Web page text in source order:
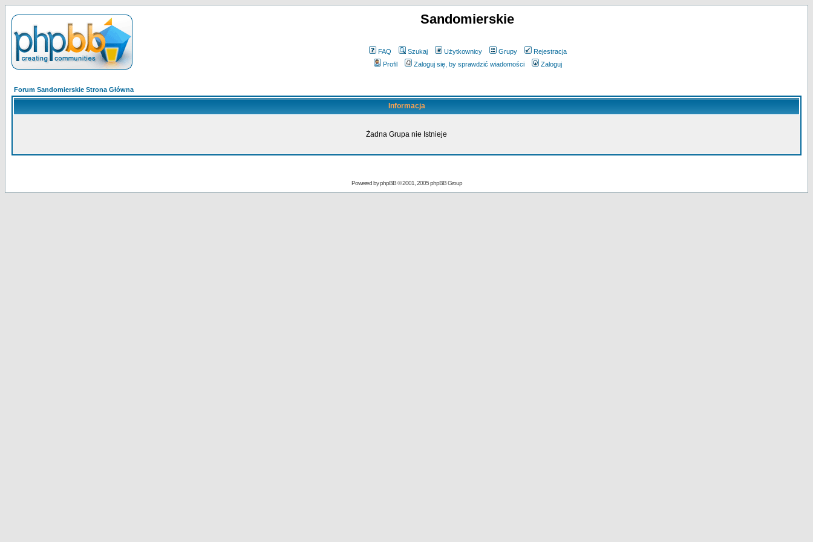
Sandomierskie
FAQ Szukaj Użytkownicy Grupy
Rejestracja
Profil
Zaloguj się, by sprawdzić wiadomości Zaloguj
Forum Sandomierskie Strona Główna
Informacja
Żadna Grupa nie Istnieje
Powered byphpBB© 2001, 2005 phpBB Group